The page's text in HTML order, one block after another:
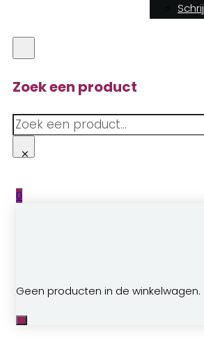
Zoek een product
Zoeken
×
0
Geen producten in de winkelwagen.